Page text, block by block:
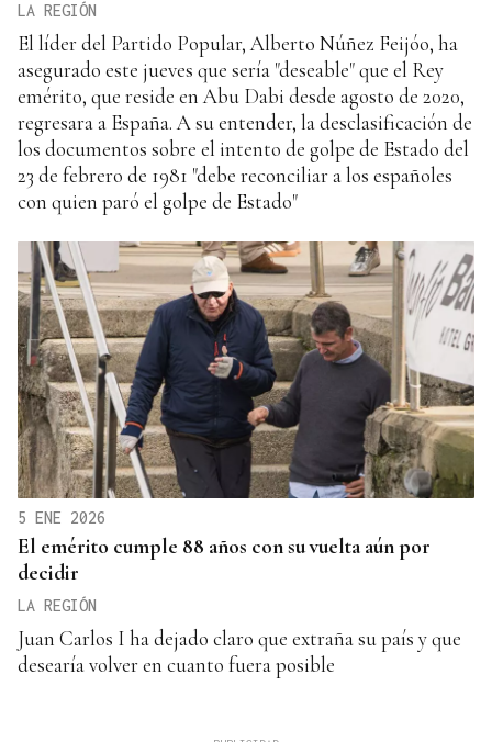
LA REGIÓN
El líder del Partido Popular, Alberto Núñez Feijóo, ha
asegurado este jueves que sería "deseable" que el Rey
emérito, que reside en Abu Dabi desde agosto de 2020,
regresara a España. A su entender, la desclasificación de
los documentos sobre el intento de golpe de Estado del
23 de febrero de 1981 "debe reconciliar a los españoles
con quien paró el golpe de Estado"
5 ENE 2026
El emérito cumple 88 años con su vuelta aún por
decidir
LA REGIÓN
Juan Carlos I ha dejado claro que extraña su país y que
desearía volver en cuanto fuera posible